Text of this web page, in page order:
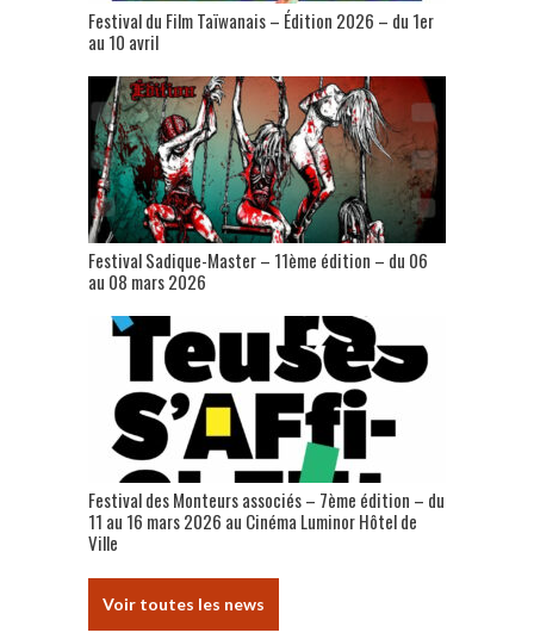
Festival du Film Taïwanais – Édition 2026 – du 1er
au 10 avril
Festival Sadique-Master – 11ème édition – du 06
au 08 mars 2026
Festival des Monteurs associés – 7ème édition – du
11 au 16 mars 2026 au Cinéma Luminor Hôtel de
Ville
Voir toutes les news